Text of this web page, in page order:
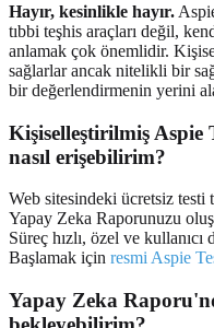
Hayır, kesinlikle hayır.
tıbbi teşhis araçları değil,
anlamak çok önemlidir.
sağlarlar ancak nitelikli bir
bir değerlendirmenin yerini
Kişiselleştirilmiş Aspie
nasıl erişebilirim?
Web sitesindeki ücretsiz testi
Yapay Zeka Raporunuzu
Süreç hızlı, özel ve kullanıcı
Başlamak için resmi Aspie
Yapay Zeka